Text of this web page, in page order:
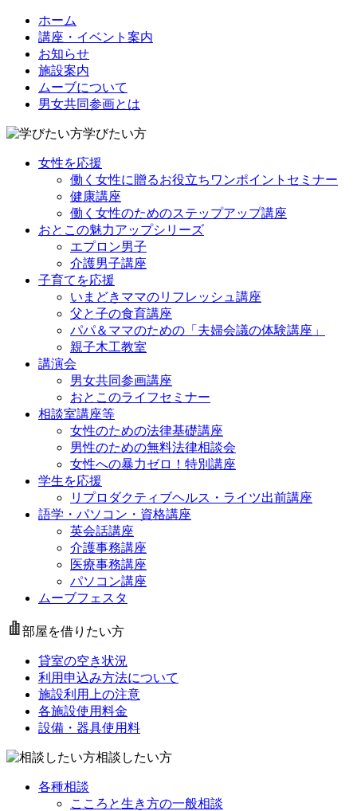
ホーム
講座・イベント案内
お知らせ
施設案内
ムーブについて
男女共同参画とは
学びたい方
女性を応援
働く女性に贈るお役立ちワンポイントセミナー
健康講座
働く女性のためのステップアップ講座
おとこの魅力アップシリーズ
エプロン男子
介護男子講座
子育てを応援
いまどきママのリフレッシュ講座
父と子の食育講座
パパ＆ママのための「夫婦会議の体験講座」
親子木工教室
講演会
男女共同参画講座
おとこのライフセミナー
相談室講座等
女性のための法律基礎講座
男性のための無料法律相談会
女性への暴力ゼロ！特別講座
学生を応援
リプロダクティブヘルス・ライツ出前講座
語学・パソコン・資格講座
英会話講座
介護事務講座
医療事務講座
パソコン講座
ムーブフェスタ
部屋を借りたい方
貸室の空き状況
利用申込み方法について
施設利用上の注意
各施設使用料金
設備・器具使用料
相談したい方
各種相談
こころと生き方の一般相談